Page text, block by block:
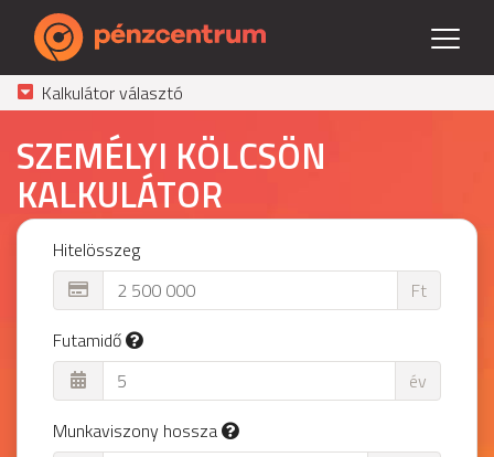
Kalkulátor választó
SZEMÉLYI KÖLCSÖN
KALKULÁTOR
Hitelösszeg
Ft
Futamidő
év
Munkaviszony hossza